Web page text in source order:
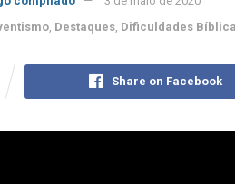
Destaques Dificuldades
Share on Facebook